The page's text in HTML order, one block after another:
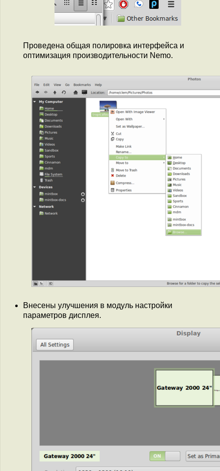
Проведена общая полировка интерфейса и
оптимизация производительности Nemo.
Внесены улучшения в модуль настройки
параметров дисплея.